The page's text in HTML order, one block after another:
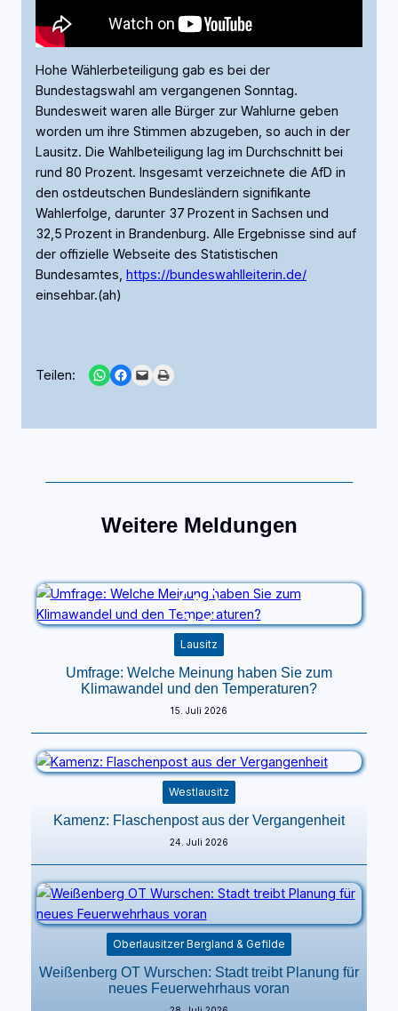
Hohe Wählerbeteiligung gab es bei der
Bundestagswahl am vergangenen Sonntag.
Bundesweit waren alle Bürger zur Wahlurne geben
worden um ihre Stimmen abzugeben, so auch in der
Lausitz. Die Wahlbeteiligung lag im Durchschnitt bei
rund 80 Prozent. Insgesamt verzeichnete die AfD in
den ostdeutschen Bundesländern signifikante
Wahlerfolge, darunter 37 Prozent in Sachsen und
32,5 Prozent in Brandenburg. Alle Ergebnisse sind auf
der offizielle Webseite des Statistischen
Bundesamtes, https://bundeswahlleiterin.de/
einsehbar.(ah)
Teilen: Share on WhatsApp
Share on Facebook
Email this PagePrint this Page
Weitere Meldungen
Lausitz
Umfrage: Welche Meinung haben Sie zum
Klimawandel und den Temperaturen?
15. Juli 2026
Westlausitz
Kamenz: Flaschenpost aus der Vergangenheit
24. Juli 2026
Oberlausitzer Bergland & Gefilde
Weißenberg OT Wurschen: Stadt treibt Planung für
neues Feuerwehrhaus voran